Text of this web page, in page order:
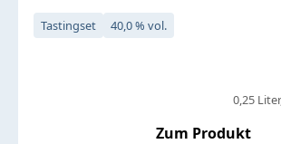
Tastingset 40,0 % vol.
0,25 Liter
Zum Produkt